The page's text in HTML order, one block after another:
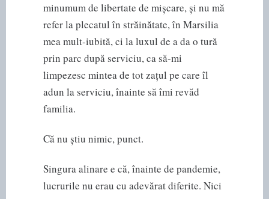
minumum de libertate de mișcare, și nu mă
refer la plecatul în străinătate, în Marsilia
mea mult-iubită, ci la luxul de a da o tură
prin parc după serviciu, ca să-mi
limpezesc mintea de tot zațul pe care îl
adun la serviciu, înainte să îmi revăd
familia.
Că nu știu nimic, punct.
Singura alinare e că, înainte de pandemie,
lucrurile nu erau cu adevărat diferite. Nici